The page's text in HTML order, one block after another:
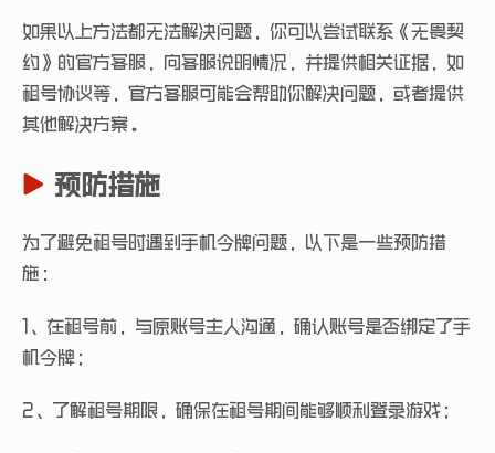
如果以上方法都无法解决问题，你可以尝试联系《无畏契
约》的官方客服，向客服说明情况，并提供相关证据，如
租号协议等，官方客服可能会帮助你解决问题，或者提供
其他解决方案。
预防措施
为了避免租号时遇到手机令牌问题，以下是一些预防措
施：
1、在租号前，与原账号主人沟通，确认账号是否绑定了手
机令牌；
2、了解租号期限，确保在租号期间能够顺利登录游戏；